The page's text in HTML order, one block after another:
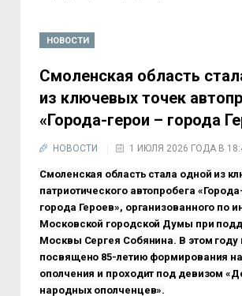
НОВОСТИ
Смоленская область
из ключевых точек
«Города-герои – города
НОВОСТИ 1 ИЮЛЯ 2026 ГОДА В
Смоленская область стала одной из
патриотического автопробега
города Героев», организованного по
Московской городской Думы при
Москвы Сергея Собянина. В этом году
посвящено 85-летию формирования
ополчения и проходит под девизом
народных ополченцев».